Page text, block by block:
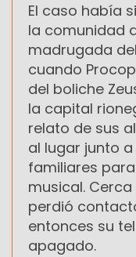
El caso había
la comunidad
madrugada
cuando
del boliche
la capital
relato de sus
al lugar junto
familiares
musical.
perdió
entonces su
apagado.